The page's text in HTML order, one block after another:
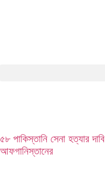
৫৮ পাকিস্তানি সেনা হত্যার দাবি
আফগানিস্তানের